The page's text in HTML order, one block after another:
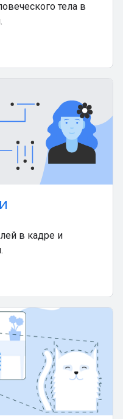
тела в
в кадре и